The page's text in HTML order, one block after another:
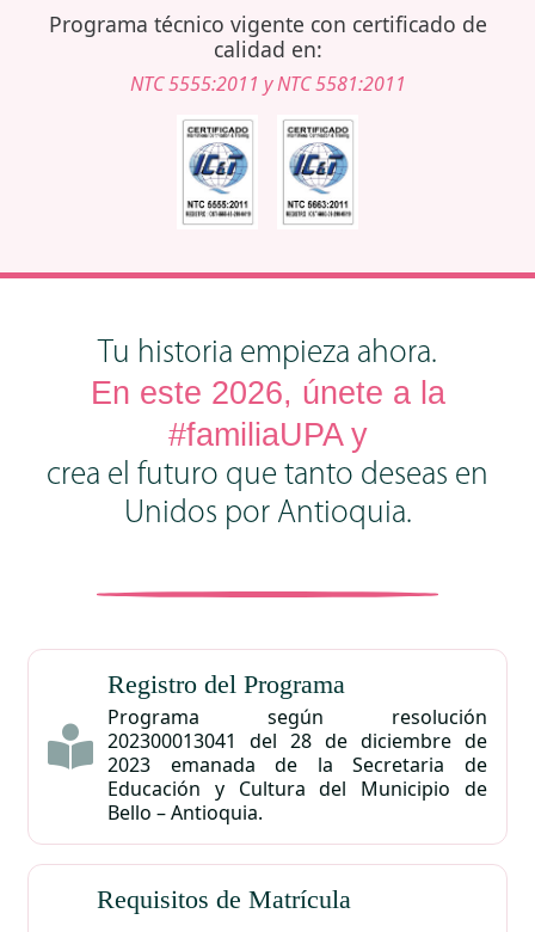
Programa técnico vigente con certificado de
calidad en:
NTC 5555:2011 y NTC 5581:2011
Tu historia empieza ahora.
En este 2026, únete a la
#familiaUPA y
crea el futuro que tanto deseas en
Unidos por Antioquia.
Registro del Programa
Programa según resolución
202300013041 del 28 de diciembre de
2023 emanada de la Secretaria de
Educación y Cultura del Municipio de
Bello – Antioquia.
Requisitos de Matrícula